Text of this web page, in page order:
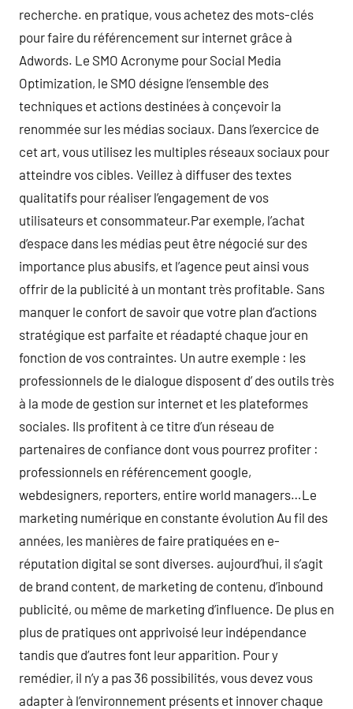
recherche. en pratique, vous achetez des mots-clés
pour faire du référencement sur internet grâce à
Adwords. Le SMO Acronyme pour Social Media
Optimization, le SMO désigne l’ensemble des
techniques et actions destinées à conçevoir la
renommée sur les médias sociaux. Dans l’exercice de
cet art, vous utilisez les multiples réseaux sociaux pour
atteindre vos cibles. Veillez à diffuser des textes
qualitatifs pour réaliser l’engagement de vos
utilisateurs et consommateur.Par exemple, l’achat
d’espace dans les médias peut être négocié sur des
importance plus abusifs, et l’agence peut ainsi vous
offrir de la publicité à un montant très profitable. Sans
manquer le confort de savoir que votre plan d’actions
stratégique est parfaite et réadapté chaque jour en
fonction de vos contraintes. Un autre exemple : les
professionnels de le dialogue disposent d’ des outils très
à la mode de gestion sur internet et les plateformes
sociales. Ils profitent à ce titre d’un réseau de
partenaires de confiance dont vous pourrez profiter :
professionnels en référencement google,
webdesigners, reporters, entire world managers…Le
marketing numérique en constante évolution Au fil des
années, les manières de faire pratiquées en e-
réputation digital se sont diverses. aujourd’hui, il s’agit
de brand content, de marketing de contenu, d’inbound
publicité, ou même de marketing d’influence. De plus en
plus de pratiques ont apprivoisé leur indépendance
tandis que d’autres font leur apparition. Pour y
remédier, il n’y a pas 36 possibilités, vous devez vous
adapter à l’environnement présents et innover chaque